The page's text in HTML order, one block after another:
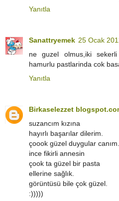
Yanıtla
Sanattryemek 25 Ocak
ne guzel olmus,iki
hamurlu pastlarinda cok
Yanıtla
Birkaselezzet
suzancım kızına
hayırlı başarılar dilerim.
çoook güzel duygular canım.
ince fikirli annesin
çook ta güzel bir pasta
ellerine sağlık.
görüntüsü bile çok güzel.
:)))))